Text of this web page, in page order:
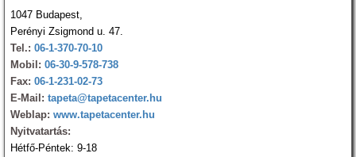
1047 Budapest,
Perényi Zsigmond u. 47.
Tel.: 06-1-370-70-10
Mobil: 06-30-9-578-738
Fax: 06-1-231-02-73
E-Mail: tapeta@tapetacenter.hu
Weblap: www.tapetacenter.hu
Nyitvatartás:
Hétfő-Péntek: 9-18